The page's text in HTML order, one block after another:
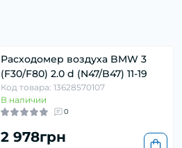
Расходомер воздуха BMW 3
(F30/F80) 2.0 d (N47/B47) 11-19
Код товара: 13628570107
В наличии
0
2 978грн